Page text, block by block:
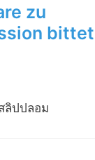
zu
ลิปปลอม